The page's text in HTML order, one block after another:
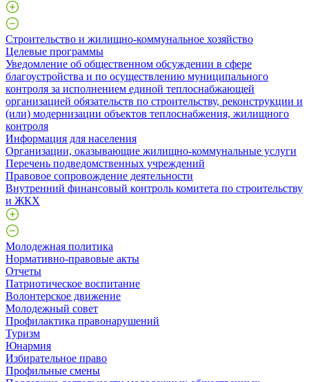
Строительство и жилищно-коммунальное хозяйство
Целевые программы
Уведомление об общественном обсуждении в сфере
благоустройства и по осуществлению муниципального
контроля за исполнением единой теплоснабжающей
организацией обязательств по строительству, реконструкции и
(или) модернизации объектов теплоснабжения, жилищного
контроля
Информация для населения
Организации, оказывающие жилищно-коммунальные услуги
Перечень подведомственных учреждений
Правовое сопровождение деятельности
Внутренний финансовый контроль комитета по строительству
и ЖКХ
Молодежная политика
Нормативно-правовые акты
Отчеты
Патриотическое воспитание
Волонтерское движение
Молодежный совет
Профилактика правонарушений
Туризм
Юнармия
Избирательное право
Профильные смены